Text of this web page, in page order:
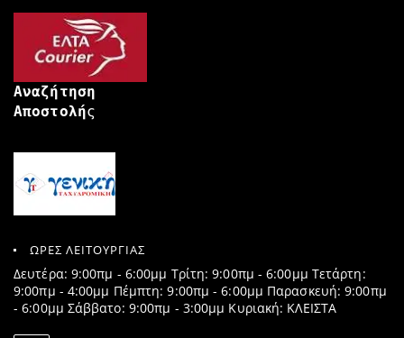
Αναζήτηση
Αποστολής
ΩΡΕΣ ΛΕΙΤΟΥΡΓΙΑΣ
Δευτέρα: 9:00πμ - 6:00μμ Τρίτη: 9:00πμ - 6:00μμ Τετάρτη:
9:00πμ - 4:00μμ Πέμπτη: 9:00πμ - 6:00μμ Παρασκευή: 9:00πμ
- 6:00μμ Σάββατο: 9:00πμ - 3:00μμ Κυριακή: ΚΛΕΙΣΤΑ